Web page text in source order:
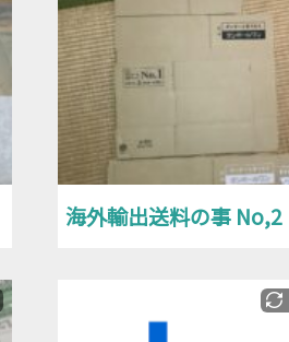
海外輸出送料の事 No,2